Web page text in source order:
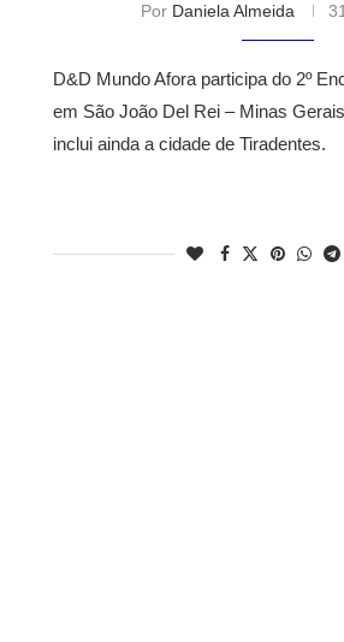
Por Daniela Almeida
D&D Mundo Afora participa do 2º
em São João Del Rei – Minas
inclui ainda a cidade de Tiradentes.